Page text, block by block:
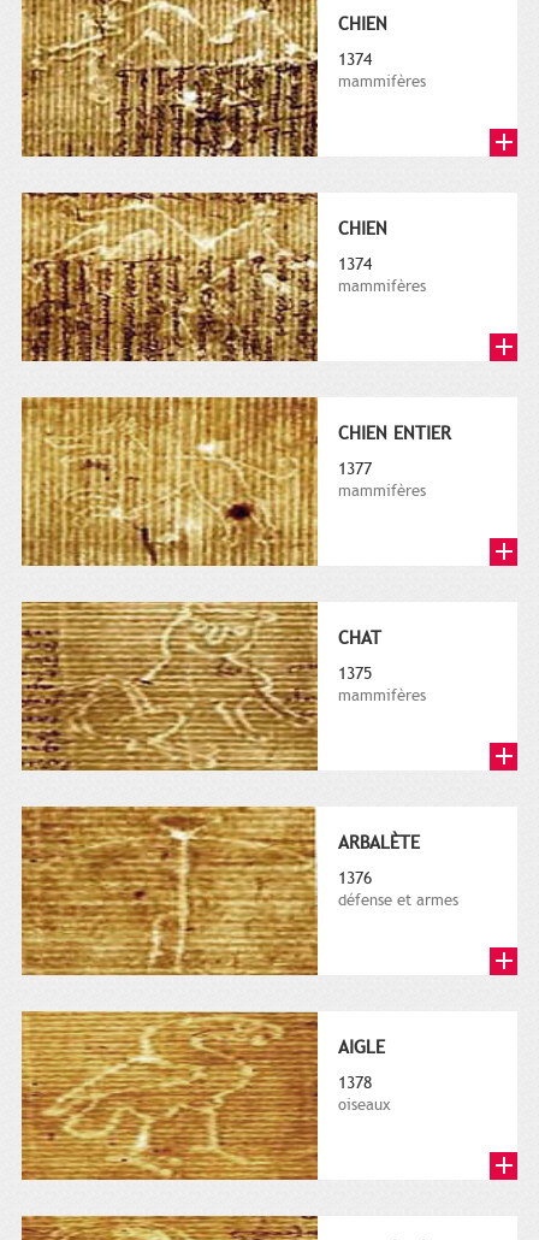
CHIEN
1374
mammifères
CHIEN
1374
mammifères
CHIEN ENTIER
1377
mammifères
CHAT
1375
mammifères
ARBALÈTE
1376
défense et armes
AIGLE
1378
oiseaux